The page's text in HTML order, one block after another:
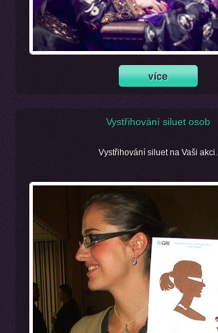
Vystřihování siluet osob
Vystřihování siluet na Vaši akci.